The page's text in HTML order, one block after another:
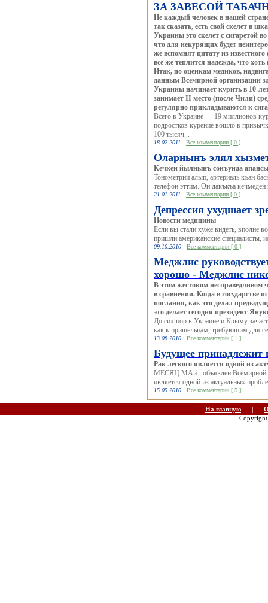
ЗА ЗАВЕСОЙ
Не каждый человек в нашей
так сказать, есть свой скелет в
Украины это скелет с сигаретой
что для некурящих будет
же вспомнят цитату из
все же теплится надежда, что
Итак, по оценкам медиков,
данным Всемирной организации
Украины начинает курить в 10-
занимает II место (после Чили)
регулярно прикладываются к
Всего в Украине — 19 миллионов
подростков курение вошло в
100 тысяч...
18.02.2011 Все комментарии [ 0 ]
Оларнынъ элял
Кечкен йылнынъ сонъунда
Тонометрни алып, артериаль къан
телефон эттим. Он дакъкъа
21.01.2011 Все комментарии [ 0 ]
Депрессия ухудшает
Новости медицины
Если вы стали хуже видеть, вполне
пришли американские специалисты,
09.10.2010 Все комментарии [ 0 ]
Меджлис
хорошо - Меджлис
В этом жестоком несправедливом
в сравнении. Когда в государстве
послания, как это делал
это делает сегодня президент
До сих пор в Украине и Крыму
как к пришельцам, требующим для
13.08.2010 Все комментарии [ 1 ]
Будущее
Рак легкого является одной из
МЕСЯЦ МАй - объявлен Все­мирной
является одной из актуальных
15.05.2010 Все комментарии [ 5 ]
На главную |